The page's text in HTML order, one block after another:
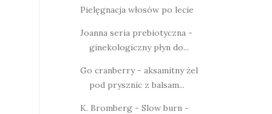
Pielęgnacja włosów po lecie
Joanna seria prebiotyczna -
ginekologiczny płyn do...
Go cranberry - aksamitny żel
pod prysznic z balsam...
K. Bromberg - Slow burn -